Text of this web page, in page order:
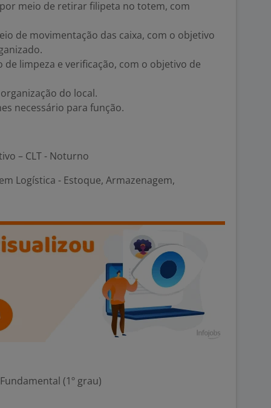
meio de retirar filipeta no totem, com
de movimentação das caixa, com o objetivo
limpeza e verificação, com o objetivo de
do local.
necessário para função.
– CLT - Noturno
Logística - Estoque, Armazenagem,
(1º grau)